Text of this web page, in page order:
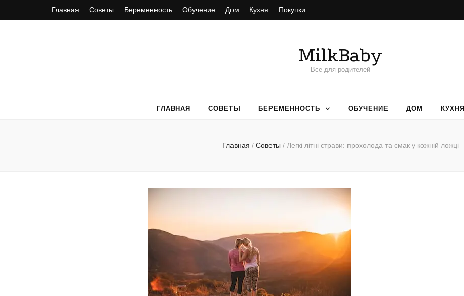
Главная Советы Беременность Обучение Дом Кухня Покупки
MilkBaby
Все для родителей
ГЛАВНАЯ СОВЕТЫ БЕРЕМЕННОСТЬ ОБУЧЕНИЕ ДОМ КУХНЯ
Главная / Советы / Легкі літні страви: прохолода та смак у кожній ложці